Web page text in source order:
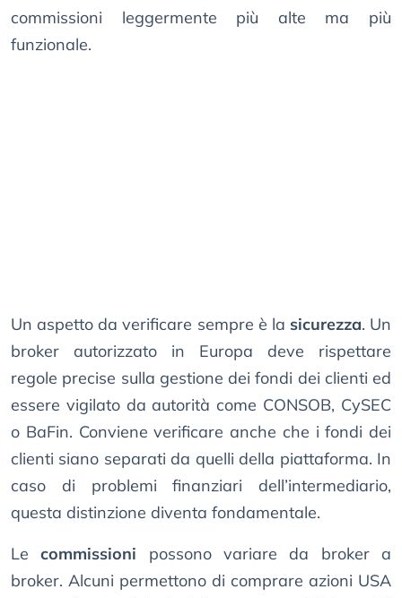
commissioni leggermente più alte ma più
funzionale.
Un aspetto da verificare sempre è la sicurezza. Un
broker autorizzato in Europa deve rispettare
regole precise sulla gestione dei fondi dei clienti ed
essere vigilato da autorità come CONSOB, CySEC
o BaFin. Conviene verificare anche che i fondi dei
clienti siano separati da quelli della piattaforma. In
caso di problemi finanziari dell’intermediario,
questa distinzione diventa fondamentale.
Lecommissioni possono variare da broker a
broker. Alcuni permettono di comprare azioni USA